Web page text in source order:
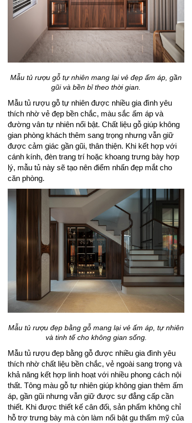
Mẫu tủ rượu gỗ tự nhiên mang lại vẻ đẹp ấm áp, gần
gũi và bền bỉ theo thời gian.
Mẫu tủ rượu gỗ tự nhiên được nhiều gia đình yêu
thích nhờ vẻ đẹp bền chắc, màu sắc ấm áp và
đường vân tự nhiên nổi bật. Chất liệu gỗ giúp không
gian phòng khách thêm sang trọng nhưng vẫn giữ
được cảm giác gần gũi, thân thiện. Khi kết hợp với
cánh kính, đèn trang trí hoặc khoang trưng bày hợp
lý, mẫu tủ này sẽ tạo nên điểm nhấn đẹp mắt cho
căn phòng.
Mẫu tủ rượu đẹp bằng gỗ mang lại vẻ ấm áp, tự nhiên
và tinh tế cho không gian sống.
Mẫu tủ rượu đẹp bằng gỗ được nhiều gia đình yêu
thích nhờ chất liệu bền chắc, vẻ ngoài sang trọng và
khả năng kết hợp linh hoạt với nhiều phong cách nội
thất. Tông màu gỗ tự nhiên giúp không gian thêm ấm
áp, gần gũi nhưng vẫn giữ được sự đẳng cấp cần
thiết. Khi được thiết kế cân đối, sản phẩm không chỉ
hỗ trợ trưng bày mà còn làm nổi bật gu thẩm mỹ của